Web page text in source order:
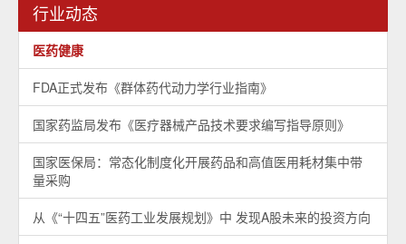
行业动态
医药健康
FDA正式发布《群体药代动力学行业指南》
国家药监局发布《医疗器械产品技术要求编写指导原则》
国家医保局：常态化制度化开展药品和高值医用耗材集中带
量采购
从《“十四五”医药工业发展规划》中 发现A股未来的投资方向